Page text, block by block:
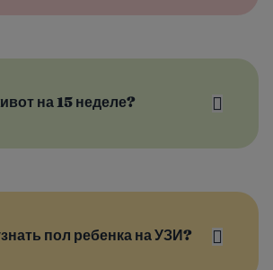
на 15 неделе?
пол ребенка на УЗИ?